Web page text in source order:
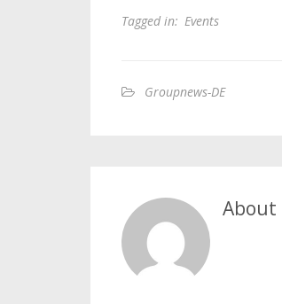
Tagged in: Events
Groupnews-DE
About